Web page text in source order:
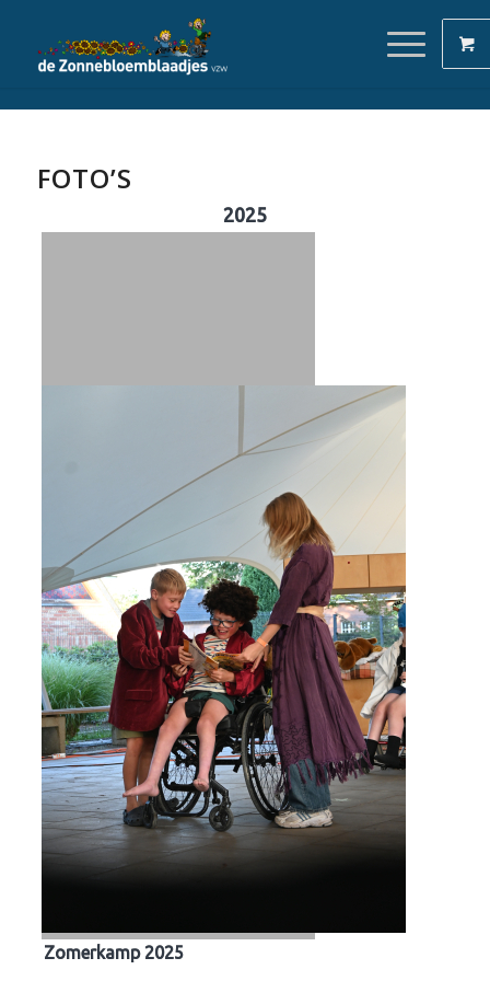
FOTO’S
2025
Zomerkamp 2025